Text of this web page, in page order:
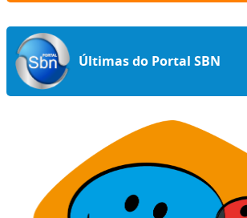
Últimas do Portal SBN